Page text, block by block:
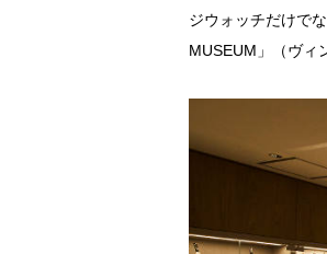
ジウォッチだけで
MUSEUM」（ヴィ